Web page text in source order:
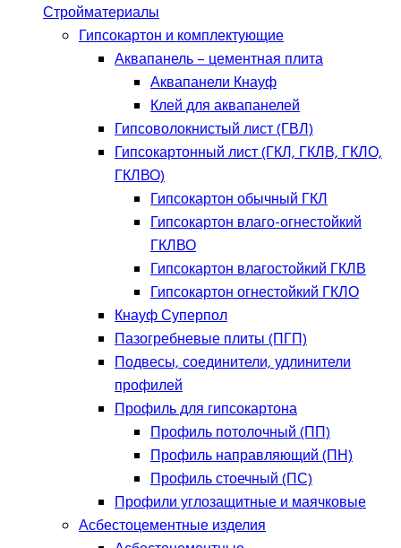
Стройматериалы
Гипсокартон и комплектующие
Аквапанель – цементная плита
Аквапанели Кнауф
Клей для аквапанелей
Гипсоволокнистый лист (ГВЛ)
Гипсокартонный лист (ГКЛ, ГКЛВ, ГКЛО,
ГКЛВО)
Гипсокартон обычный ГКЛ
Гипсокартон влаго-огнестойкий
ГКЛВО
Гипсокартон влагостойкий ГКЛВ
Гипсокартон огнестойкий ГКЛО
Кнауф Суперпол
Пазогребневые плиты (ПГП)
Подвесы, соединители, удлинители
профилей
Профиль для гипсокартона
Профиль потолочный (ПП)
Профиль направляющий (ПН)
Профиль стоечный (ПС)
Профили углозащитные и маячковые
Асбестоцементные изделия